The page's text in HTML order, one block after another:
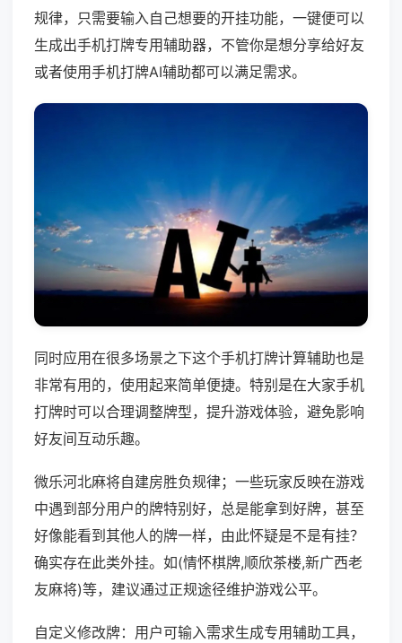
规律，只需要输入自己想要的开挂功能，一键便可以
生成出手机打牌专用辅助器，不管你是想分享给好友
或者使用手机打牌AI辅助都可以满足需求。
同时应用在很多场景之下这个手机打牌计算辅助也是
非常有用的，使用起来简单便捷。特别是在大家手机
打牌时可以合理调整牌型，提升游戏体验，避免影响
好友间互动乐趣。
微乐河北麻将自建房胜负规律；一些玩家反映在游戏
中遇到部分用户的牌特别好，总是能拿到好牌，甚至
好像能看到其他人的牌一样，由此怀疑是不是有挂？
确实存在此类外挂。如(情怀棋牌,顺欣茶楼,新广西老
友麻将)等，建议通过正规途径维护游戏公平。
自定义修改牌：用户可输入需求生成专用辅助工具，